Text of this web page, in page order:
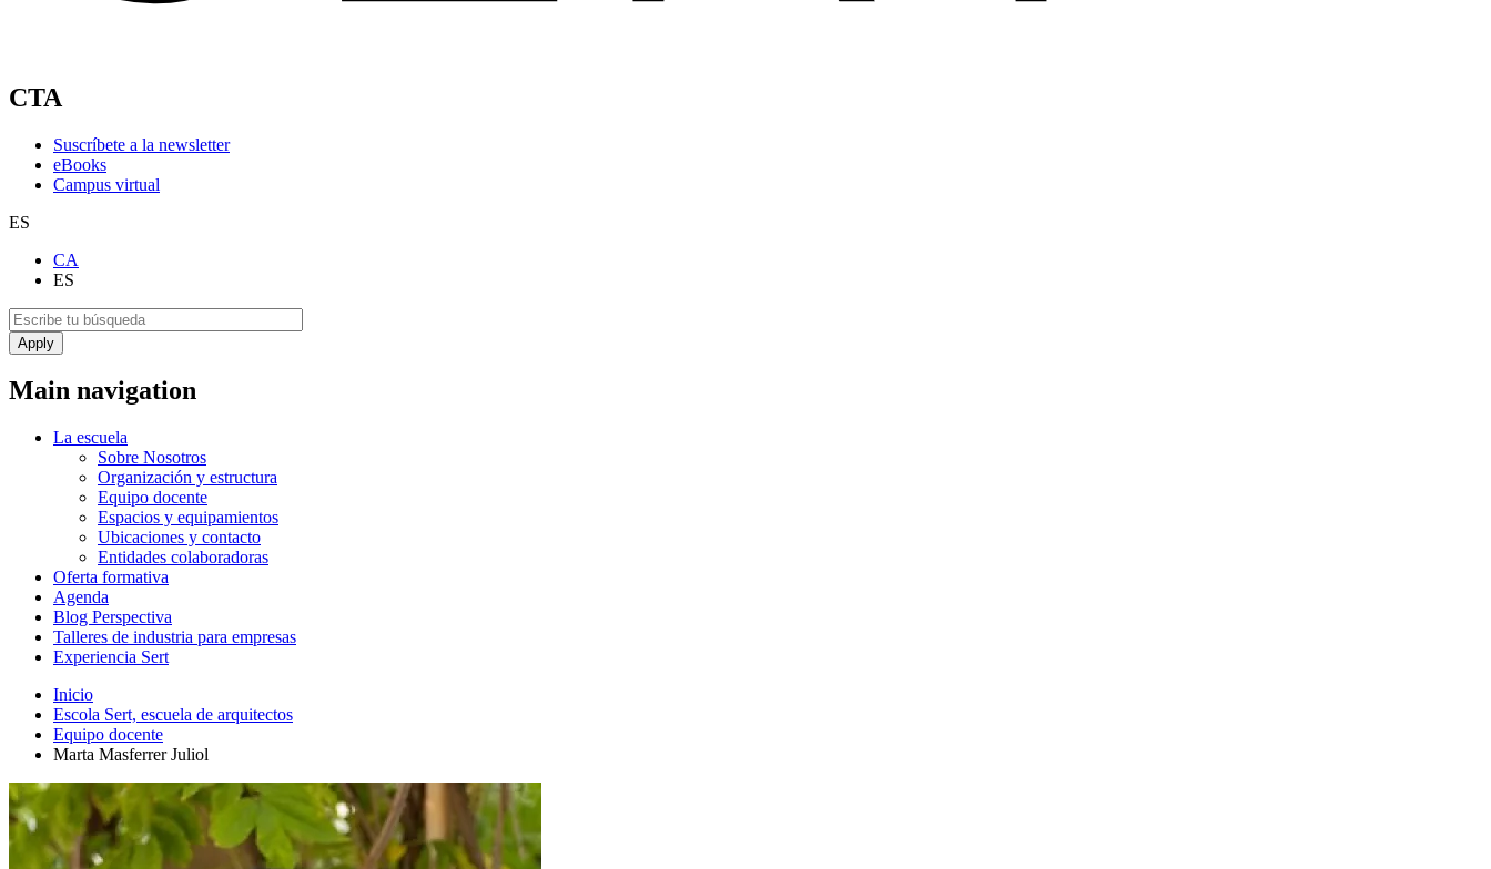
CTA
Suscríbete a la newsletter
eBooks
Campus virtual
ES
CA
ES
Main navigation
La escuela
Sobre Nosotros
Organización y estructura
Equipo docente
Espacios y equipamientos
Ubicaciones y contacto
Entidades colaboradoras
Oferta formativa
Agenda
Blog Perspectiva
Talleres de industria para empresas
Experiencia Sert
Inicio
Escola Sert, escuela de arquitectos
Equipo docente
Marta Masferrer Juliol